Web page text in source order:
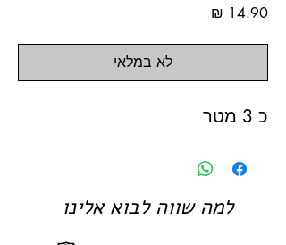
לא במלאי
כ 3 מטר
למה שווה לבוא אלינו